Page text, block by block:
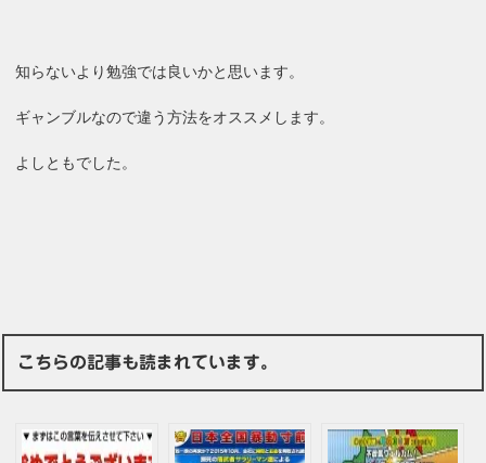
知らないより勉強では良いかと思います。
ギャンブルなので違う方法をオススメします。
よしともでした。
こちらの記事も読まれています。